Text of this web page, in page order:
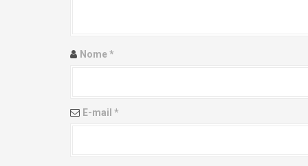
n
Nome*
E-mail *